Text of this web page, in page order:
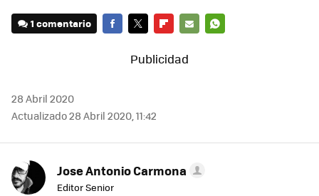
1 comentario
MAIL
28 Abril 2020
Actualizado 28 Abril 2020, 11:42
Jose Antonio Carmona
Editor Senior